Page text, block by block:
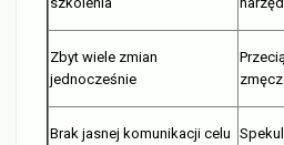
Zbyt wiele zmian
jednocześnie
Brak jasnej komunikacji celu